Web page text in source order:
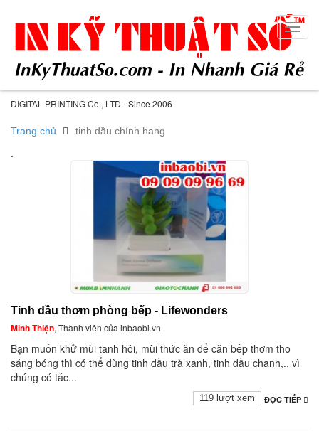
DIGITAL PRINTING Co., LTD - Since 2006
Trang chủ tinh dầu chính hang
.
Tinh dầu thơm phòng bếp - Lifewonders
Minh Thiện, Thành viên của inbaobi.vn
Bạn muốn khử mùi tanh hôi, mùi thức ăn để căn bếp thơm tho
sáng bóng thì có thể dùng tinh dầu trà xanh, tinh dầu chanh,.. vì
chúng có tác...
ĐỌC TIẾP
119 lượt xem